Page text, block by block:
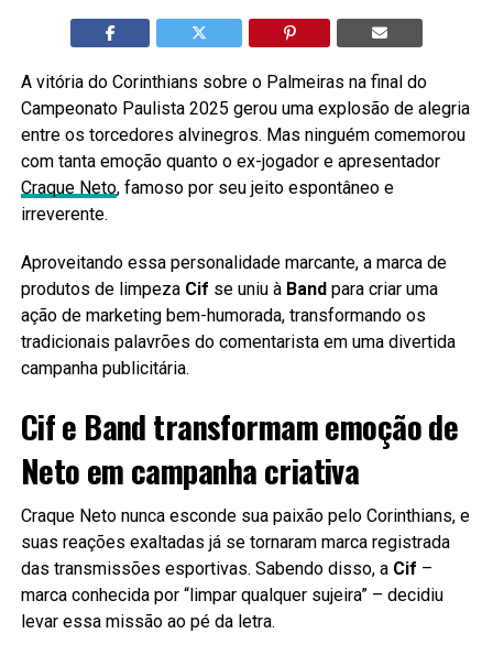
A vitória do Corinthians sobre o Palmeiras na final do
Campeonato Paulista 2025 gerou uma explosão de alegria
entre os torcedores alvinegros. Mas ninguém comemorou
com tanta emoção quanto o ex-jogador e apresentador
Craque Neto, famoso por seu jeito espontâneo e
irreverente.
Aproveitando essa personalidade marcante, a marca de
produtos de limpeza Cif se uniu à Band para criar uma
ação de marketing bem-humorada, transformando os
tradicionais palavrões do comentarista em uma divertida
campanha publicitária.
Cif e Band transformam emoção de
Neto em campanha criativa
Craque Neto nunca esconde sua paixão pelo Corinthians, e
suas reações exaltadas já se tornaram marca registrada
das transmissões esportivas. Sabendo disso, a Cif –
marca conhecida por “limpar qualquer sujeira” – decidiu
levar essa missão ao pé da letra.